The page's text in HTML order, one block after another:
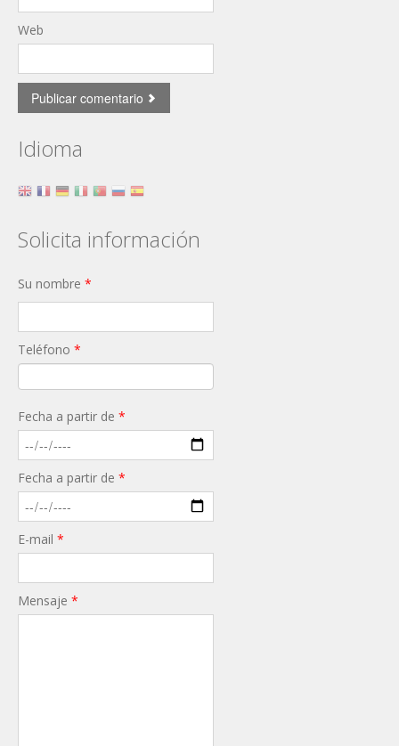
Web
Idioma
Solicita información
Su nombre *
Teléfono *
Fecha a partir de *
Fecha a partir de *
E-mail *
Mensaje *